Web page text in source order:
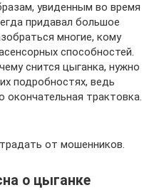
увиденным во время
придавал большое
многие, кому
способностей.
снится цыганка, нужно
подробностях, ведь
окончательная трактовка.
от мошенников.
о цыганке